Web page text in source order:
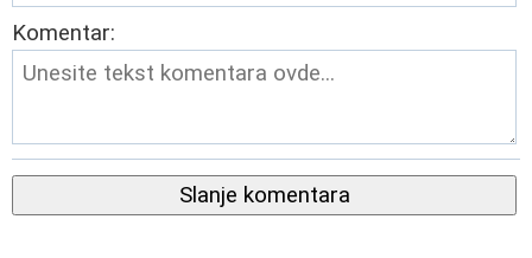
Komentar:
Slanje komentara